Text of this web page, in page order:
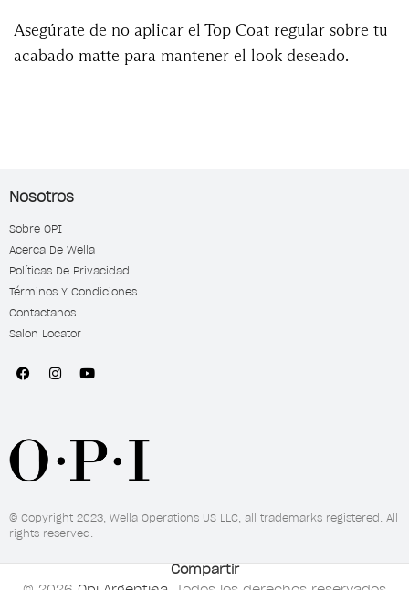
Compartir
Asegúrate de no aplicar el Top Coat regular sobre tu
acabado matte para mantener el look deseado.
Nosotros
Sobre OPI
Acerca De Wella
Políticas De Privacidad
Términos Y Condiciones
Contactanos
Salon Locator
© Copyright 2023, Wella Operations US LLC, all trademarks registered. All
rights reserved.